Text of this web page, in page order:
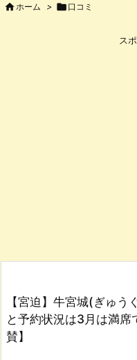
 ホーム >  口コミ
ス
【宮迫】牛宮城(ぎゅ
と予約状況は3月は満
賛】